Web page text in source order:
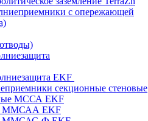
с опережающей
EKF
секционные стеновые
МССА EKF
ММСАА EKF